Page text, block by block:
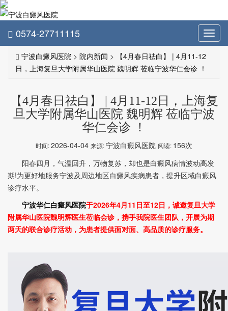
0574-27711115
宁波白癜风医院 > 院内新闻 >
【4月春日祛白】 | 4月11-12
日，上海复旦大学附属华山医院 魏明辉 莅临宁波华仁会诊 ！
【4月春日祛白】 | 4月11-12日，上海复
旦大学附属华山医院 魏明辉 莅临宁波
华仁会诊 ！
时间:2026-04-04 来源:宁波白癜风医院 阅读: 156次
阳春四月，气温回升，万物复苏，却也是白癜风病情波动高发
期!为更好地服务宁波及周边地区白癜风疾病患者，提升区域白癜风
诊疗水平。
宁波华仁白癜风医院于2026年4月11日至12日，诚邀复旦大学
附属华山医院魏明辉医生莅临会诊，携手我院医生团队，开展为期
两天的联合诊疗活动，为患者提供面对面、高品质的诊疗服务。